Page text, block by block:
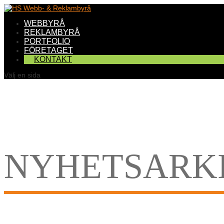
WEBBYRÅ
REKLAMBYRÅ
PORTFOLIO
FÖRETAGET
KONTAKT
Välj en sida